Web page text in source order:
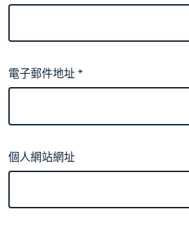
電子郵件地址*
個人網站網址